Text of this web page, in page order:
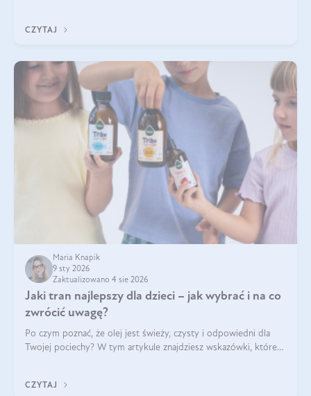
osłabienie włosów.
CZYTAJ
Maria Knapik
9 sty 2026
Zaktualizowano 4 sie 2026
Jaki tran najlepszy dla dzieci – jak wybrać i na co
zwrócić uwagę?
Po czym poznać, że olej jest świeży, czysty i odpowiedni dla
Twojej pociechy? W tym artykule znajdziesz wskazówki, które
CZYTAJ